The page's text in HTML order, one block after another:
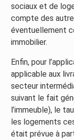
sociaux et de
compte des
éventuellement
immobilier.
Enfin, pour
applicable aux
secteur
suivant le fait
l’immeuble), le
les logements
était prévue à